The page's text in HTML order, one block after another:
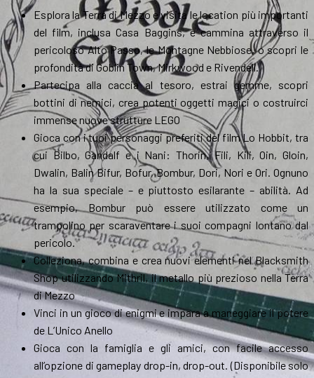
Esplora la Terra di Mezzo e visita le location più importanti
del film, inclusa Casa Baggins, e cammina attraverso il
pericoloso Alto Passo, le Montagne Nebbiose, o scopri le
profondità di Goblin Town, Mirkwood e Rivendell.
Partecipa alla caccia al tesoro, estrai gemme, scopri
bottini di nemici, crea potenti oggetti magici o costruirci
immense nuove strutture LEGO
Gioca con i tuoi personaggi preferiti del film Lo Hobbit, tra
cui Bilbo, Gandalf e i Nani: Thorin, Fili, Kili, Oin, Gloin,
Dwalin, Balin Bifur, Bofur, Bombur, Dori, Nori e Ori. Ognuno
ha la sua speciale – e piuttosto esilarante – abilità. Ad
esempio, Bombur può essere utilizzato come un
trampolino per scaraventare i suoi compagni lontano dal
pericolo.
Colleziona, combina e crea nuovi elementi nel Blacksmith
Shop utilizzando Mithril, il metallo più prezioso nella Terra
di Mezzo
Vinci in un gioco di enigmi e impara a maneggiare il potere
de L’Unico Anello
Gioca con la famiglia e gli amici, con facile accesso
all’opzione di gameplay drop-in, drop-out. (Disponibile solo